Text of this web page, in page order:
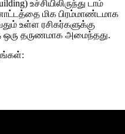
உச்சியிலிருந்து டாம்
மிக பிரம்மாண்டமாக
உள்ள ரசிகர்களுக்கு
ஒரு தருணமாக அமைந்தது.